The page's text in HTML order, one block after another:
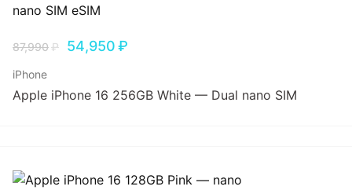
87,990₽ 54,950₽
iPhone
Apple iPhone 16 256GB White — Dual nano SIM